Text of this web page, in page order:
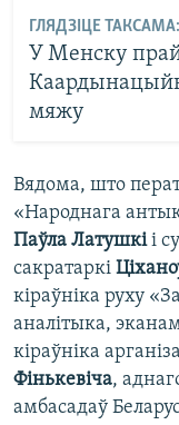
ГЛЯДЗІЦЕ ТАКСАМА:
У Менску
мяжу
Вядома, што
«Народнага
Паўла Латушкіі
сакратаркі
кіраўніка руху
аналітыка,
кіраўніка
Фінькевіча,
амбасадаў